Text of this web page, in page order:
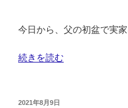
今日から、父の初盆で実家
“帰
日
続きを読む
投
2021年8月9日